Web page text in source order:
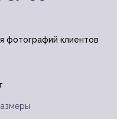
фотографий клиентов